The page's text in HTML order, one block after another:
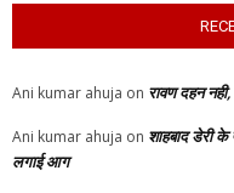
Ani kumar ahuja on रावण दहन
Ani kumar ahuja on शाहबाद डेरी
लगाई आग